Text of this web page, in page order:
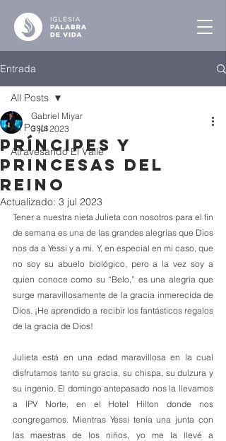
Entrada
All Posts
Atravesando El Valle
All Posts
Príncipes y
Princesas del
Reino
Gabriel Miyar
3 jul 2023
Actualizado: 3 jul 2023
Tener a nuestra nieta Julieta con nosotros para el fin
de semana es una de las grandes alegrías que Dios
nos da a Yessi y a mi. Y, en especial en mi caso, que
no soy su abuelo biológico, pero a la vez soy a
quien conoce como su “Belo,” es una alegría que
surge maravillosamente de la gracia inmerecida de
Dios. ¡He aprendido a recibir los fantásticos regalos
de la gracia de Dios!
Julieta está en una edad maravillosa en la cual
disfrutamos tanto su gracia, su chispa, su dulzura y
su ingenio. El domingo antepasado nos la llevamos
a IPV Norte, en el Hotel Hilton donde nos
congregamos. Mientras Yessi tenía una junta con
las maestras de los niños, yo me la llevé a